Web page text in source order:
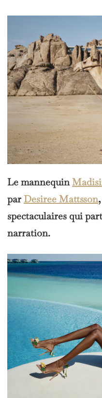
Le mannequin
parDesiree Mattsson
spectaculaires qui
narration.